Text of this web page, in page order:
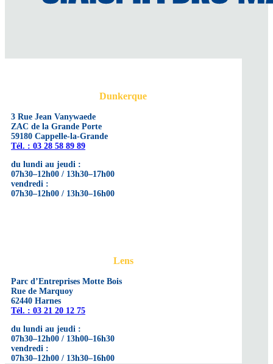
Dunkerque
3 Rue Jean Vanywaede
ZAC de la Grande Porte
59180 Cappelle-la-Grande
Tél. : 03 28 58 89 89
du lundi au jeudi :
07h30–12h00 / 13h30–17h00
vendredi :
07h30–12h00 / 13h30–16h00
Lens
Parc d’Entreprises Motte Bois
Rue de Marquoy
62440 Harnes
Tél. : 03 21 20 12 75
du lundi au jeudi :
07h30–12h00 / 13h00–16h30
vendredi :
07h30–12h00 / 13h30–16h00